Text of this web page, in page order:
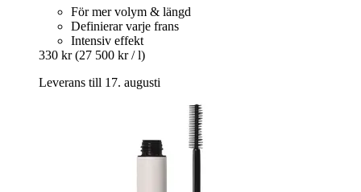
För mer volym & längd
Definierar varje frans
Intensiv effekt
330 kr (27 500 kr / l)
Leverans till 17. augusti